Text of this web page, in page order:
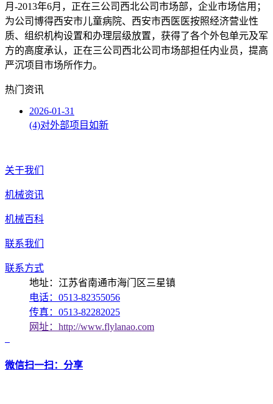
月-2013年6月，正在三公司西北公司市场部，企业市场信用；
为公司博得西安市儿童病院、西安市西医医按照经济营业性
质、组织机构设置和办理层级放置，获得了各个外包单元及军
方的高度承认，正在三公司西北公司市场部担任内业员，提高
严沉项目市场所作力。
热门资讯
2026-01-31
(4)对外部项目如新
关于我们
机械资讯
机械百科
联系我们
联系方式
地址：江苏省南通市海门区三星镇
电话：0513-82355056
传真：0513-82282025
网址：http://www.flylanao.com
微信扫一扫：分享